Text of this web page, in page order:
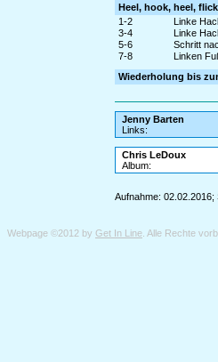
Heel, hook, heel,
1-2
Linke
3-4
Linke
5-6
Schritt
7-8
Linken
Wiederholung bis
Jenny Barten
Links:
Chris LeDoux
Album:
Aufnahme: 02.02.2016;
Webpage ©2012 by Get In Line . Alle Rechte